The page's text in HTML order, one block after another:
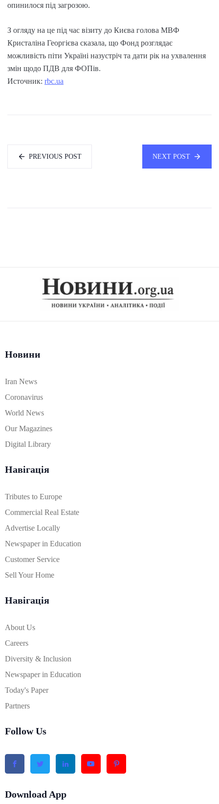
опинилося під загрозою.
З огляду на це під час візиту до Києва голова МВФ
Кристаліна Георгієва сказала, що Фонд розглядає
можливість піти Україні назустріч та дати рік на ухвалення
змін щодо ПДВ для ФОПів.
Источник: rbc.ua
PREVIOUS POST NEXT POST
Новини
Iran News
Coronavirus
World News
Our Magazines
Digital Library
Навігація
Tributes to Europe
Commercial Real Estate
Advertise Locally
Newspaper in Education
Customer Service
Sell Your Home
Навігація
About Us
Careers
Diversity & Inclusion
Newspaper in Education
Today's Paper
Partners
Follow Us
Download App